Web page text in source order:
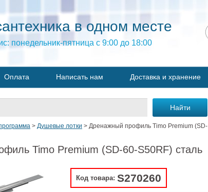
в одном месте
понедельник-пятница с 9:00 до 18:00
Оплата Написать нам Доставка и хранение
> Душевые лотки > Дренажный профиль Timo Premium (SD-
Timo Premium (SD-60-S50RF) сталь
Код товара: S270260